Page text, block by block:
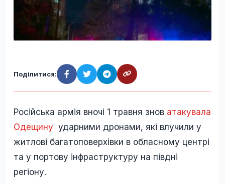
Поділитися:
Російська армія вночі 1 травня знов атакувала
Одещину ударними дронами, які влучили у
житлові багатоповерхівки в обласному центрі
та у портову інфраструктуру на півдні
регіону.